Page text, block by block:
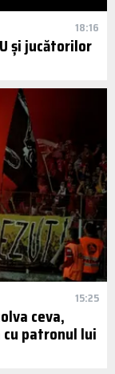
18:16
și jucătorilor
15:25
ceva,
cu patronul lui